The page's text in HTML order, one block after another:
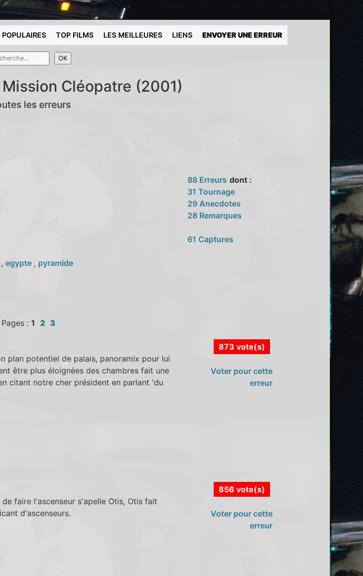
POPULAIRES TOP FILMS LES MEILLEURES LIENS ENVOYER UNE ERREUR
Cléopatre (2001)
les erreurs
, egypte , pyramide
88 Erreurs dont :
31 Tournage
29 Anecdotes
28 Remarques
61 Captures
Pages : 1 2 3
plan potentiel de palais, panoramix pour lui
être plus éloignées des chambres fait une
citant notre cher président en parlant 'du
873 vote(s)
Voter pour cette
erreur
faire l'ascenseur s'apelle Otis, Otis fait
d'ascenseurs.
856 vote(s)
Voter pour cette
erreur